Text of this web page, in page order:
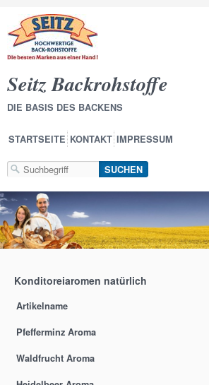
Seitz Backrohstoffe
DIE BASIS DES BACKENS
STARTSEITE KONTAKT IMPRESSUM
Konditoreiaromen natürlich
Artikelname
Pfefferminz Aroma
Waldfrucht Aroma